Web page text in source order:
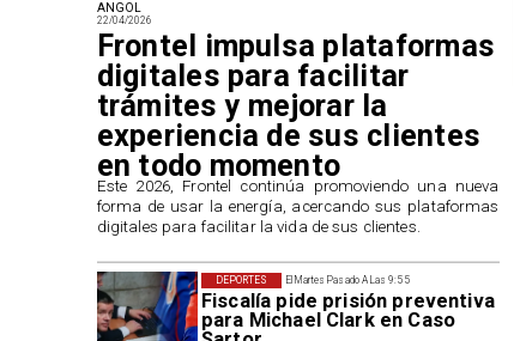
El Martes Pasado A Las 9:55
Fiscalía pide prisión preventiva
para Michael Clark en Caso
DEPORTES
ANGOL
22/04/2026
Frontel impulsa plataformas
digitales para facilitar
trámites y mejorar la
experiencia de sus clientes
en todo momento
​Este 2026, Frontel continúa promoviendo una nueva
forma de usar la energía, acercando sus plataformas
digitales para facilitar la vida de sus clientes.